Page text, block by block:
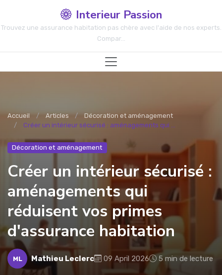
Interieur Passion
Trouvez une assurance habitation pas chère avec l'aide de nos experts.
Compar...
Accueil Articles
Décoration et aménagement
Créer un intérieur sécurisé : aménagements qui ...
Décoration et aménagement
Créer un intérieur sécurisé :
aménagements qui
réduisent vos primes
d'assurance habitation
ML Mathieu Leclerc 09 April 2026 5 min de lecture